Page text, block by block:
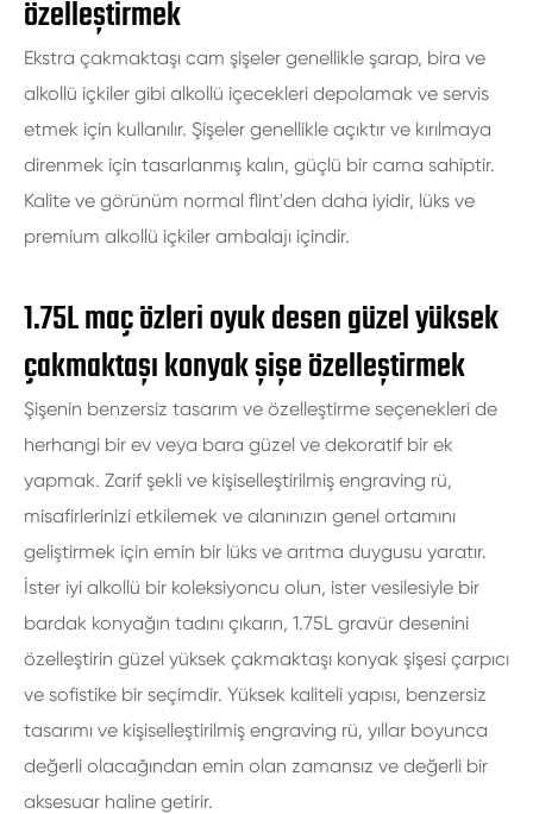
özelleştirmek
Ekstra çakmaktaşı cam şişeler genellikle şarap, bira ve
alkollü içkiler gibi alkollü içecekleri depolamak ve servis
etmek için kullanılır. Şişeler genellikle açıktır ve kırılmaya
direnmek için tasarlanmış kalın, güçlü bir cama sahiptir.
Kalite ve görünüm normal flint'den daha iyidir, lüks ve
premium alkollü içkiler ambalajı içindir.
1.75L maç özleri oyuk desen güzel yüksek
çakmaktaşı konyak şişe özelleştirmek
Şişenin benzersiz tasarım ve özelleştirme seçenekleri de
herhangi bir ev veya bara güzel ve dekoratif bir ek
yapmak. Zarif şekli ve kişiselleştirilmiş engraving rü,
misafirlerinizi etkilemek ve alanınızın genel ortamını
geliştirmek için emin bir lüks ve arıtma duygusu yaratır.
İster iyi alkollü bir koleksiyoncu olun, ister vesilesiyle bir
bardak konyağın tadını çıkarın, 1.75L gravür desenini
özelleştirin güzel yüksek çakmaktaşı konyak şişesi çarpıcı
ve sofistike bir seçimdir. Yüksek kaliteli yapısı, benzersiz
tasarımı ve kişiselleştirilmiş engraving rü, yıllar boyunca
değerli olacağından emin olan zamansız ve değerli bir
aksesuar haline getirir.